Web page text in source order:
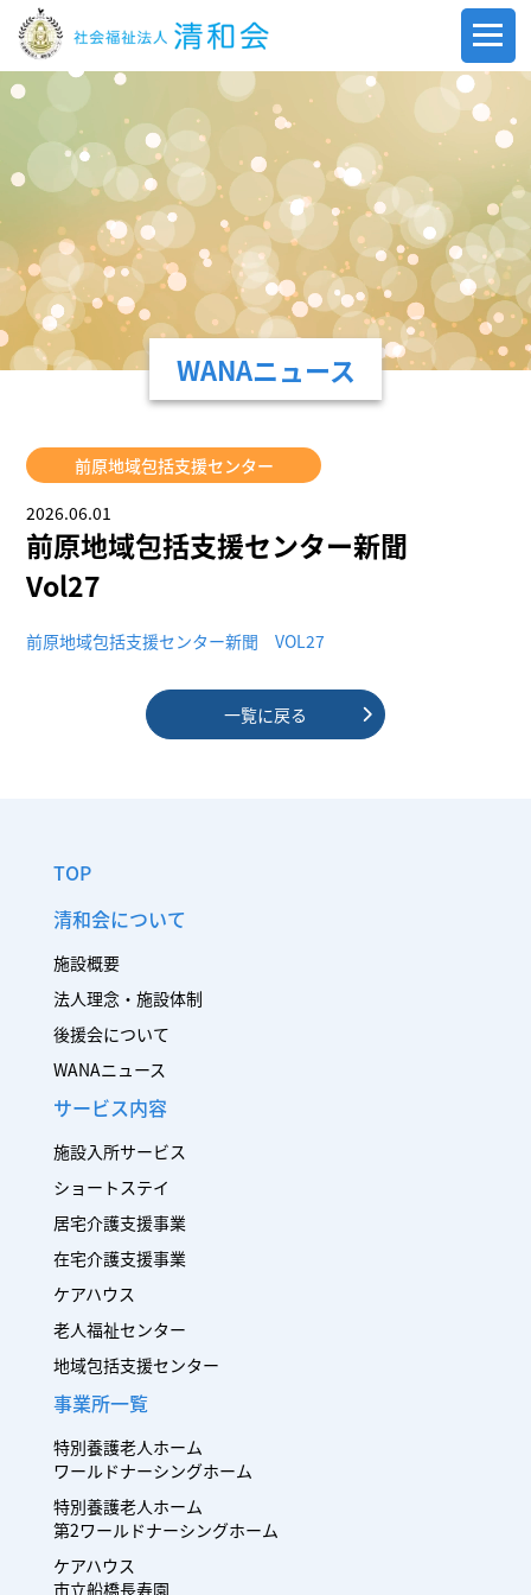
WANAニュース
前原地域包括支援センター
2026.06.01
前原地域包括支援センター新聞
Vol27
前原地域包括支援センター新聞 VOL27
一覧に戻る
TOP
清和会について
施設概要
法人理念・施設体制
後援会について
WANAニュース
サービス内容
施設入所サービス
ショートステイ
居宅介護支援事業
在宅介護支援事業
ケアハウス
老人福祉センター
地域包括支援センター
事業所一覧
特別養護老人ホーム
ワールドナーシングホーム
特別養護老人ホーム
第2ワールドナーシングホーム
ケアハウス
市立船橋長寿園